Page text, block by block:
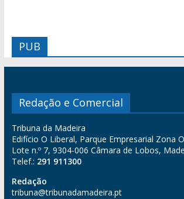
PUB
Redação e Comercial
Tribuna da Madeira
Edifício O Liberal, Parque Empresarial Zona
Lote n.º 7, 9304-006 Câmara de Lobos,
Telef.: 291 911300
Redação
tribuna@tribunadamadeira.pt